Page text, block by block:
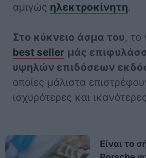
αμιγώς ηλεκτροκίνητη.
Στο κύκνειο άσμα του, το
best seller μάς
υψηλών επιδόσεων
οποίες μάλιστα
ισχυρότερες και
Είναι το